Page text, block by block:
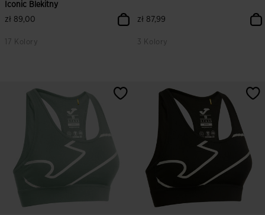
Iconic Blekitny
zł 89,00
17 Kolory
3,4 z 5 ocen klientów
zł 87,99
3 Kolory
4,1 z 5 ocen klientów